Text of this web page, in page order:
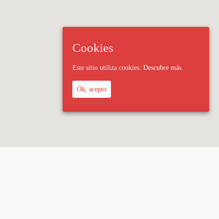
Cookies
Este sitio utiliza cookies: Descubre más.
Ok, acepto